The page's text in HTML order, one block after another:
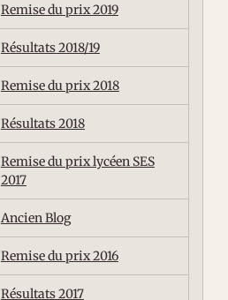
Remise du prix 2019
Résultats 2018/19
Remise du prix 2018
Résultats 2018
Remise du prix lycéen SES
2017
Ancien Blog
Remise du prix 2016
Résultats 2017